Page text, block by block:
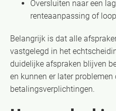
Oversluiten naar een
renteaanpassing of
Belangrijk is dat alle
vastgelegd in het
duidelijke afspraken blijven
en kunnen er later
betalingsverplichtingen.